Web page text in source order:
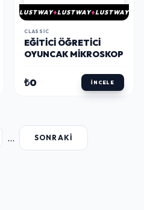
LUSTWAY LUSTWAY LUSTWAY
CLASSIC
EĞITICI ÖĞRETICI
OYUNCAK MIKROSKOP
₺0 İNCELE
... SONRAKI